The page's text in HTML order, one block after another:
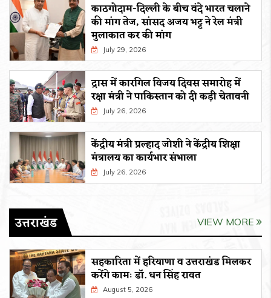
काठगोदाम-दिल्ली के बीच वंदे भारत चलाने
की मांग तेज, सांसद अजय भट्ट ने रेल मंत्री
मुलाकात कर की मांग
July 29, 2026
द्रास में कारगिल विजय दिवस समारोह में
रक्षा मंत्री ने पाकिस्तान को दी कड़ी चेतावनी
July 26, 2026
केंद्रीय मंत्री प्रल्हाद जोशी ने केंद्रीय शिक्षा
मंत्रालय का कार्यभार संभाला
July 26, 2026
उत्तराखंड VIEW MORE
सहकारिता में हरियाणा व उत्तराखंड मिलकर
करेंगे कामः डाॅ. धन सिंह रावत
August 5, 2026